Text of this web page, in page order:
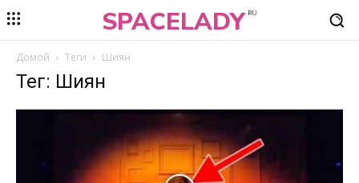
SPACELADY RU
Домой Теги Шиян
Тег: Шиян